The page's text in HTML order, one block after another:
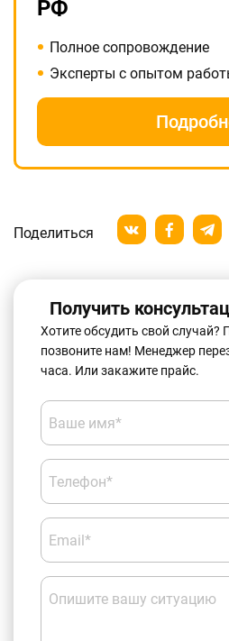
РФ
Полное сопровождение
Эксперты с опытом
Поделиться
Получить
Хотите обсудить свой случай?
позвоните нам! Менеджер
часа. Или закажите прайс.
Ваше имя*
Телефон*
Email*
Опишите вашу ситуацию